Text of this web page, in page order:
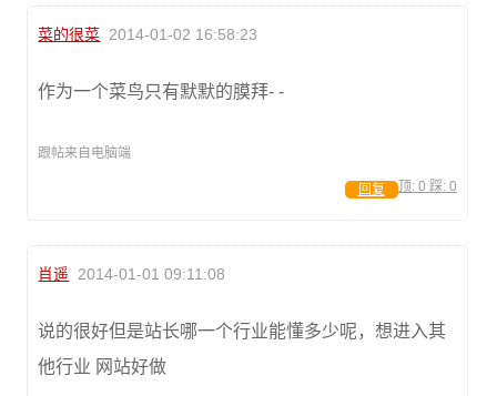
菜的很菜 2014-01-02 16:58:23
作为一个菜鸟只有默默的膜拜- -
跟帖来自电脑端
顶: 0 踩: 0
回复
肖遥 2014-01-01 09:11:08
说的很好但是站长哪一个行业能懂多少呢，想进入其
他行业 网站好做